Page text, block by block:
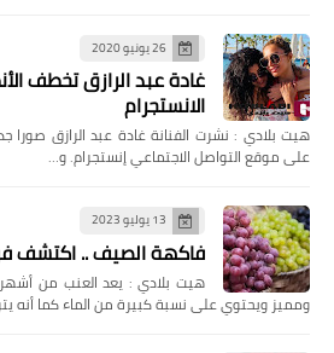
26 يونيو 2020
غادة عبد الرازق تخطف
الانستجرام
هيت بلادي : نشرت الفنانة غادة عبد الرازق
على موقع التواصل الاجتماعي إنستجرام. و…
13 يوليو 2023
فاكهة الصيف .. اكتشف
هيت بلادي : يعد العنب من
ومميز ويحتوي على نسبة كبيرة من الماء كما أنه